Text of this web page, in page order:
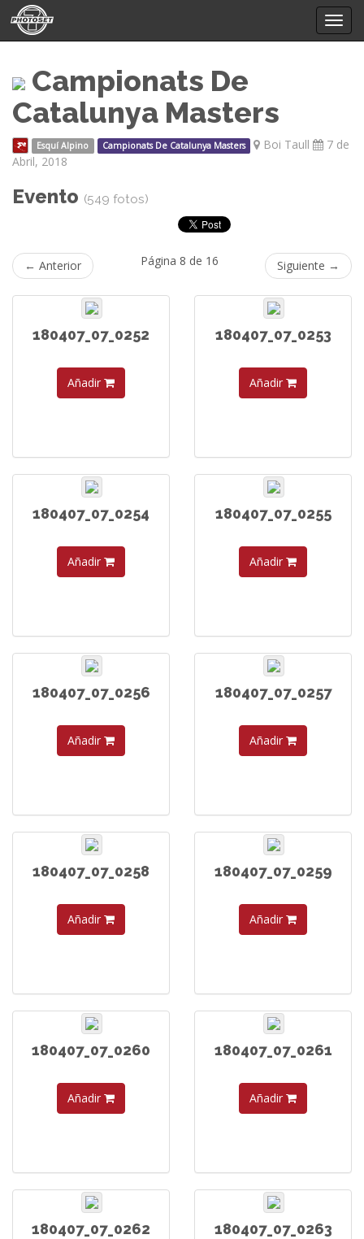
menú
Campionats De
Catalunya Masters
Esquí Alpino Campionats De Catalunya Masters Boi Taull
7 de
Abril, 2018
Evento (549 fotos)
← Anterior Página 8 de 16 Siguiente →
180407_07_0252
Añadir
180407_07_0253
Añadir
180407_07_0254
Añadir
180407_07_0255
Añadir
180407_07_0256
Añadir
180407_07_0257
Añadir
180407_07_0258
Añadir
180407_07_0259
Añadir
180407_07_0260
Añadir
180407_07_0261
Añadir
180407_07_0262 180407_07_0263